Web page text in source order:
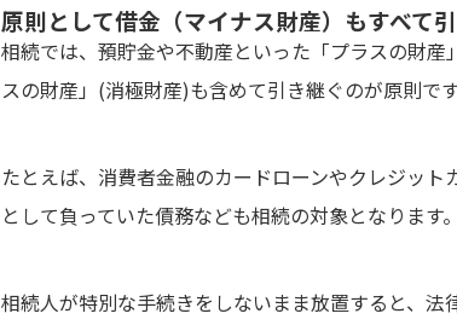
原則として借金（マイナス財産）もすべて
相続では、預貯金や不動産といった「プラスの財
スの財産」(消極財産)も含めて引き継ぐのが原則です
たとえば、消費者金融のカードローンやクレジッ
として負っていた債務なども相続の対象となります。
相続人が特別な手続きをしないまま放置すると、